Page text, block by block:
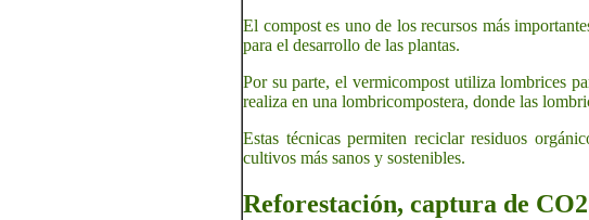
El compost es uno de los recursos más
para el desarrollo de las plantas.
Por su parte, el vermicompost utiliza lombrices
realiza en una lombricompostera, donde las
Estas técnicas permiten reciclar residuos
cultivos más sanos y sostenibles.
Reforestación, captura de